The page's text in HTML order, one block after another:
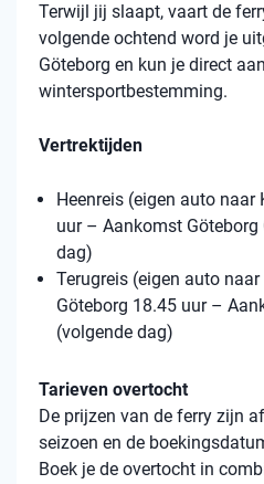
Terwijl jij slaapt, vaart de
volgende ochtend word je
Göteborg en kun je direct
wintersportbestemming.
Vertrektijden
Heenreis (eigen auto naar
uur – Aankomst
dag)
Terugreis (eigen auto
Göteborg 18.45 uur –
(volgende dag)
Tarieven overtocht
De prijzen van de ferry zijn
seizoen en de
Boek je de overtocht in